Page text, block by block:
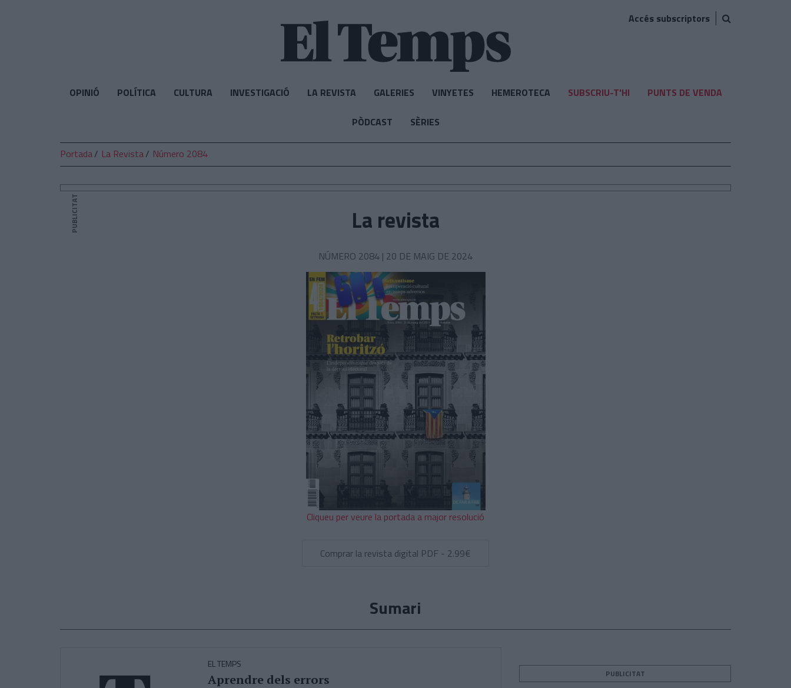
Accés subscriptors
OPINIÓ POLÍTICA CULTURA INVESTIGACIÓ LA REVISTA GALERIES VINYETES HEMEROTECA SUBSCRIU-T'HI PUNTS DE VENDA
PÒDCAST SÈRIES
Portada La Revista Número 2084
PUBLICITAT La revista
NÚMERO 2084 | 20 DE MAIG DE 2024
Cliqueu per veure la portada a major resolució
Comprar la revista digital PDF - 2.99€
Sumari
EL TEMPS
Aprendre dels errors PUBLICITAT